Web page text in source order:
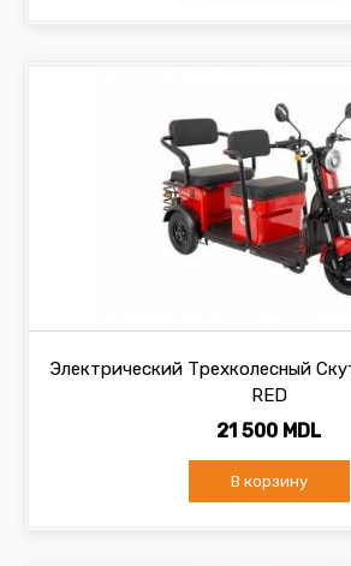
Электрический Трехколесный
RED
21 500 MDL
В корзину